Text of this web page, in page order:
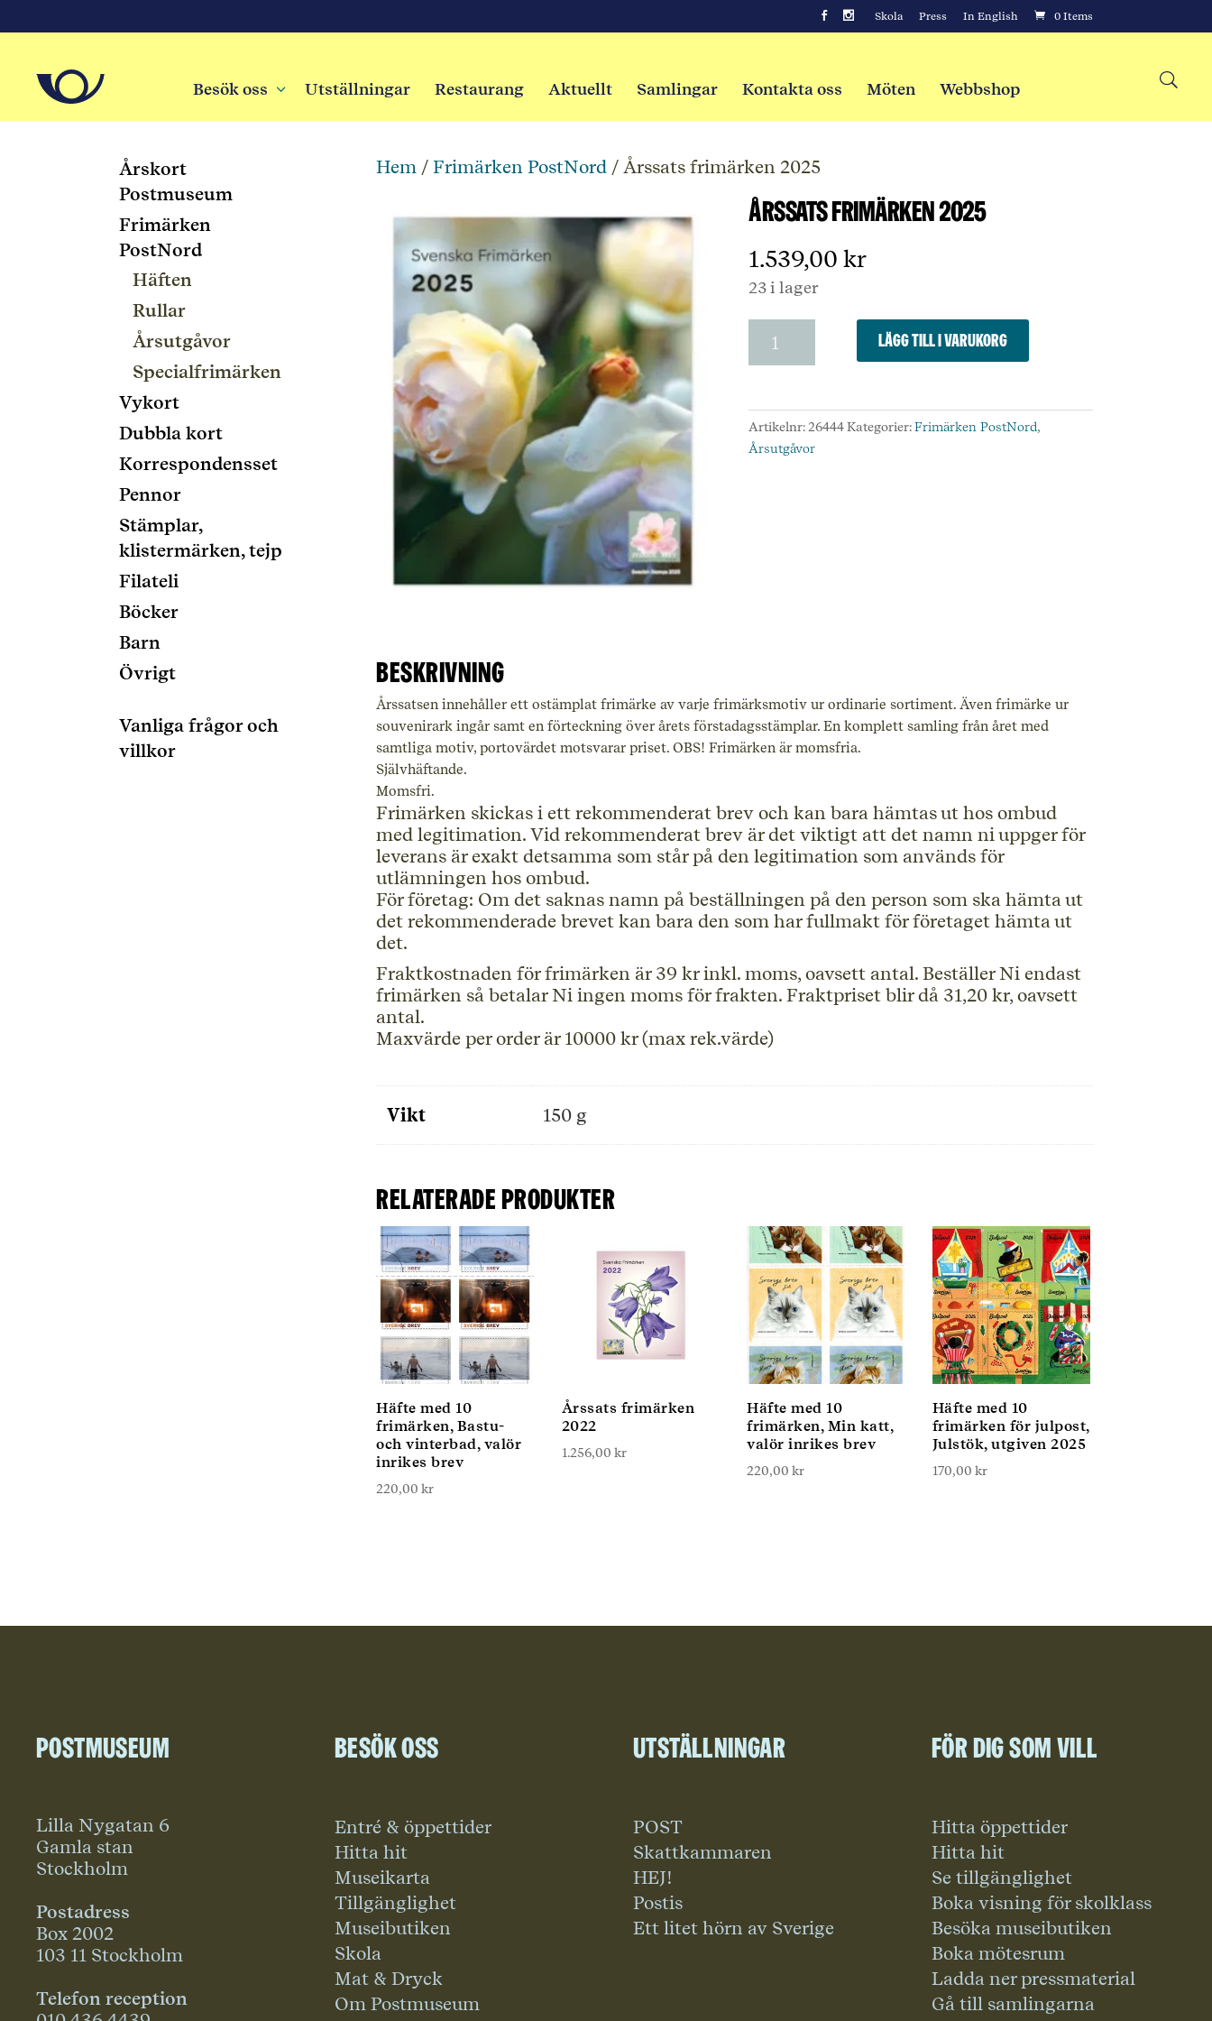
Skola Press In English 0 Items
Besök oss 3 Utställningar Restaurang Aktuellt Samlingar Kontakta oss Möten Webbshop
Hem / Frimärken PostNord / Årssats frimärken 2025
Årssats frimärken 2025
1.539,00kr
23 i lager
frimärken
2025
Lägg till i varukorg
Artikelnr: 26444 Kategorier:Frimärken PostNord,
Årsutgåvor
Beskrivning
Årssatsen innehåller ett ostämplat frimärke av varje frimärksmotiv ur ordinarie sortiment. Även frimärke ur
souvenirark ingår samt en förteckning över årets förstadagsstämplar. En komplett samling från året med
samtliga motiv, portovärdet motsvarar priset. OBS! Frimärken är momsfria.
Självhäftande.
Momsfri.
Frimärken skickas i ett rekommenderat brev och kan bara hämtas ut hos ombud
med legitimation. Vid rekommenderat brev är det viktigt att det namn ni uppger för
leverans är exakt detsamma som står på den legitimation som används för
utlämningen hos ombud.
För företag: Om det saknas namn på beställningen på den person som ska hämta ut
det rekommenderade brevet kan bara den som har fullmakt för företaget hämta ut
det.
Fraktkostnaden för frimärken är 39 kr inkl. moms, oavsett antal. Beställer Ni endast
frimärken så betalar Ni ingen moms för frakten. Fraktpriset blir då 31,20 kr, oavsett
antal.
Maxvärde per order är 10000 kr (max rek.värde)
Vikt 150 g
Relaterade produkter
Häfte med 10
frimärken, Bastu-
och vinterbad, valör
inrikes brev
220,00 kr
Årssats frimärken
2022
1.256,00 kr
Häfte med 10
frimärken, Min katt,
valör inrikes brev
220,00 kr
Häfte med 10
frimärken för julpost,
Julstök, utgiven 2025
170,00 kr
Årskort
Postmuseum
Frimärken
PostNord
Häften
Rullar
Årsutgåvor
Specialfrimärken
Vykort
Dubbla kort
Korrespondensset
Pennor
Stämplar,
klistermärken, tejp
Filateli
Böcker
Barn
Övrigt
Vanliga frågor och
villkor
Postmuseum
Lilla Nygatan 6
Gamla stan
Stockholm
Postadress
Box 2002
103 11 Stockholm
Telefon reception
Besök oss
Entré & öppettider
Hitta hit
Museikarta
Tillgänglighet
Museibutiken
Skola
Mat & Dryck
Om Postmuseum
Utställningar
POST
Skattkammaren
HEJ!
Postis
Ett litet hörn av Sverige
För dig som vill
Hitta öppettider
Hitta hit
Se tillgänglighet
Boka visning för skolklass
Besöka museibutiken
Boka mötesrum
Ladda ner pressmaterial
Gå till samlingarna